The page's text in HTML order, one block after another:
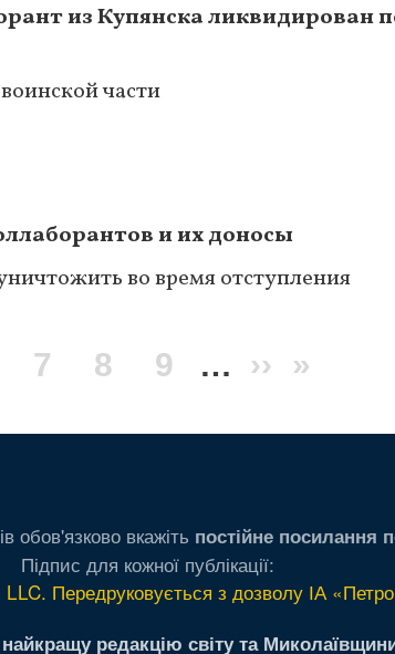
из Купянска ликвидирован
части
и их доносы
во время отступления
Page
7 Page
8 Page
9 … ›› »
обов'язково вкажіть постійне посилання
Підпис для кожної публікації:
Передруковується з дозволу ІА
редакцію світу та